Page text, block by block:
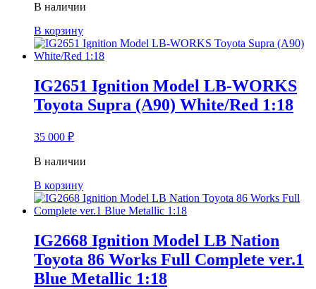
В наличии
В корзину
IG2651 Ignition Model LB-WORKS
Toyota Supra (A90) White/Red 1:18
35 000 ₽
В наличии
В корзину
IG2668 Ignition Model LB Nation
Toyota 86 Works Full Complete ver.1
Blue Metallic 1:18